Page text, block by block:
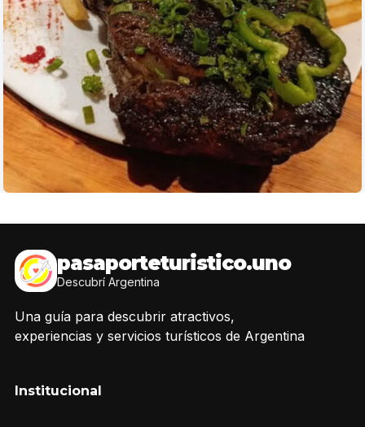
pasaporteturistico.uno
Descubrí Argentina
Una guía para descubrir atractivos,
experiencias y servicios turísticos de Argentina
Institucional